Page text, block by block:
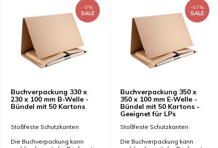
Buchverpackung 330 x
230 x 100 mm B-Welle -
Bündel mit 50 Kartons
-9%
SALE
Stoßfeste Schutzkanten
Die Buchverpackung kann
Buchverpackung 350 x
350 x 100 mm E-Welle -
Bündel mit 50 Kartons -
Geeignet für LPs
-47%
SALE
Stoßfeste Schutzkanten
Die Buchverpackung kann